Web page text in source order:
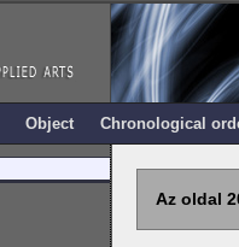
Object Chronological
Az oldal